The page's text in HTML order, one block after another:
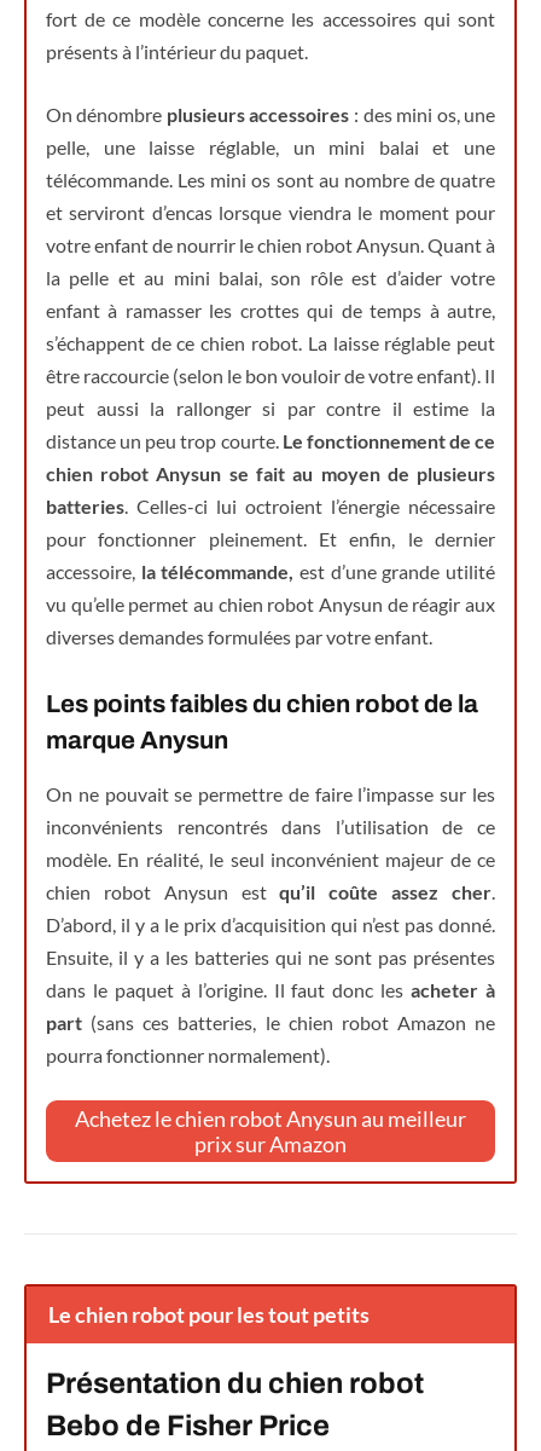
fort de ce modèle concerne les accessoires qui sont
présents à l’intérieur du paquet.
On dénombre plusieurs accessoires : des mini os, une
pelle, une laisse réglable, un mini balai et une
télécommande. Les mini os sont au nombre de quatre
et serviront d’encas lorsque viendra le moment pour
votre enfant de nourrir le chien robot Anysun. Quant à
la pelle et au mini balai, son rôle est d’aider votre
enfant à ramasser les crottes qui de temps à autre,
s’échappent de ce chien robot. La laisse réglable peut
être raccourcie (selon le bon vouloir de votre enfant). Il
peut aussi la rallonger si par contre il estime la
distance un peu trop courte. Le fonctionnement de ce
chien robot Anysun se fait au moyen de plusieurs
batteries. Celles-ci lui octroient l’énergie nécessaire
pour fonctionner pleinement. Et enfin, le dernier
accessoire, la télécommande, est d’une grande utilité
vu qu’elle permet au chien robot Anysun de réagir aux
diverses demandes formulées par votre enfant.
Les points faibles du chien robot de la
marque Anysun
On ne pouvait se permettre de faire l’impasse sur les
inconvénients rencontrés dans l’utilisation de ce
modèle. En réalité, le seul inconvénient majeur de ce
chien robot Anysun estqu’il coûte assez cher
D’abord, il y a le prix d’acquisition qui n’est pas donné.
Ensuite, il y a les batteries qui ne sont pas présentes
dans le paquet à l’origine. Il faut donc lesacheter à
part(sans ces batteries, le chien robot Amazon ne
pourra fonctionner normalement).
Achetez le chien robot Anysun au meilleur
prix sur Amazon
Le chien robot pour les tout petits
Présentation du chien robot
Bebo de Fisher Price